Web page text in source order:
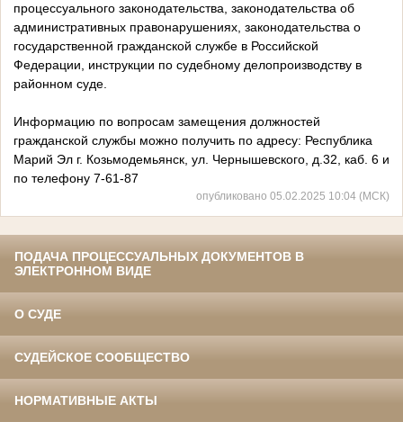
процессуального законодательства, законодательства об
административных правонарушениях, законодательства о
государственной гражданской службе в Российской
Федерации, инструкции по судебному делопроизводству в
районном суде.
Информацию по вопросам замещения должностей
гражданской службы можно получить по адресу: Республика
Марий Эл г. Козьмодемьянск, ул. Чернышевского, д.32, каб. 6 и
по телефону 7-61-87
опубликовано 05.02.2025 10:04 (МСК)
ПОДАЧА ПРОЦЕССУАЛЬНЫХ ДОКУМЕНТОВ В
ЭЛЕКТРОННОМ ВИДЕ
О СУДЕ
СУДЕЙСКОЕ СООБЩЕСТВО
НОРМАТИВНЫЕ АКТЫ